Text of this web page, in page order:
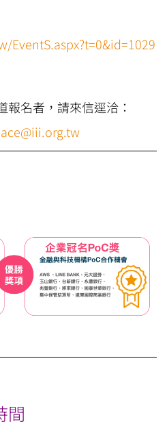
EventS.aspx?t=0&id=1029
報名者，請來信逕洽：
間